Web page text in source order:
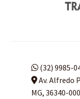
(32) 9985-
Av. Alfredo
MG, 36340-000